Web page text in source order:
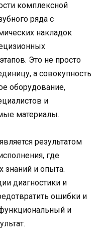
комплексной
ряда с
накладок
Это не просто
а совокупность
оборудование,
и
материалы.
результатом
где
знаний и опыта.
диагностики и
ошибки и
и